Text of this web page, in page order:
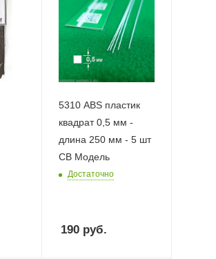
5310 ABS пластик
квадрат 0,5 мм -
длина 250 мм - 5 шт
СВ Модель
Достаточно
190 руб.